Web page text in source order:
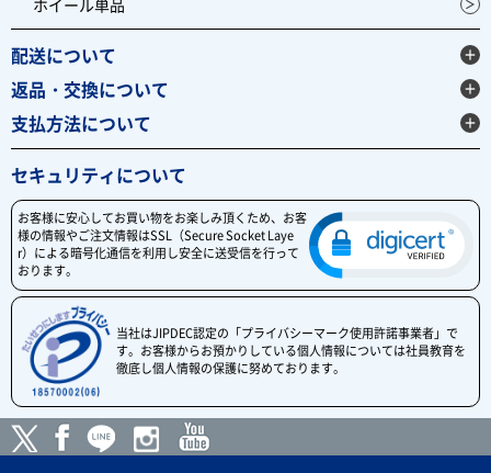
配送について
返品・交換について
支払方法について
セキュリティについて
お客様に安心してお買い物をお楽しみ頂くため、お客
様の情報やご注文情報はSSL（Secure Socket Laye
r）による暗号化通信を利用し安全に送受信を行って
おります。
当社はJIPDEC認定の「プライバシーマーク使用許諾事業者」で
す。お客様からお預かりしている個人情報については社員教育を
徹底し個人情報の保護に努めております。